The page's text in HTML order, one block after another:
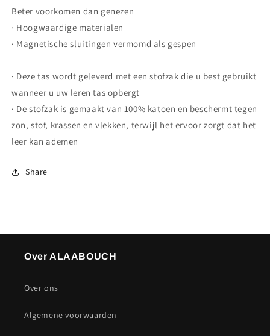
Beter voorkomen dan genezen
· Hoogwaardige materialen
· Magnetische sluitingen vermomd als gespen
· Deze tas wordt geleverd met een stofzak die u best gebruikt
wanneer u uw leren tas opbergt
· De stofzak is gemaakt van 100% katoen en beschermt tegen
zon, stof, krassen en vlekken, terwijl het ervoor zorgt dat het
leer kan ademen
Share
Over ALAABOUCH
Over ons
Algemene voorwaarden